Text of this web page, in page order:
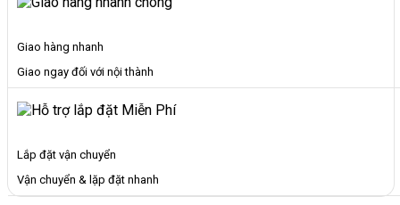
Giao hàng nhanh
Giao ngay đối với nội thành
Lắp đặt vận chuyển
Vận chuyển & lặp đặt nhanh